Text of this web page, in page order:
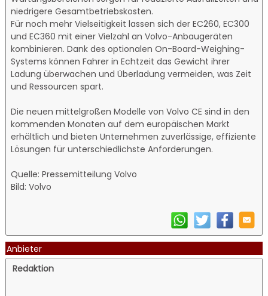
niedrigere Gesamtbetriebskosten.
Für noch mehr Vielseitigkeit lassen sich der EC260, EC300
und EC360 mit einer Vielzahl an Volvo-Anbaugeräten
kombinieren. Dank des optionalen On-Board-Weighing-
Systems können Fahrer in Echtzeit das Gewicht ihrer
Ladung überwachen und Überladung vermeiden, was Zeit
und Ressourcen spart.
Die neuen mittelgroßen Modelle von Volvo CE sind in den
kommenden Monaten auf dem europäischen Markt
erhältlich und bieten Unternehmen zuverlässige, effiziente
Lösungen für unterschiedlichste Anforderungen.
Quelle: Pressemitteilung Volvo
Bild: Volvo
Anbieter
Redaktion